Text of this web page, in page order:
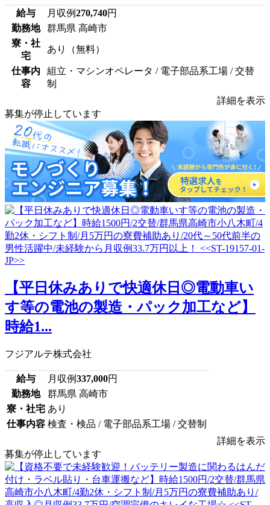
給与 月収例270,740円
勤務地
群馬県 高崎市
寮・社
宅
あり（無料）
仕事内
容
組立・マシンオペレータ / 電子部品系工場 / 交替
制
詳細を表示
募集が停止しています
【平日休みありで快適休日◎電動車い
す等の電池の製造・パック加工など】
時給1...
フジアルテ株式会社
給与 月収例337,000円
勤務地
群馬県 高崎市
寮・社宅 あり
仕事内容 検査・検品 / 電子部品系工場 / 交替制
詳細を表示
募集が停止しています